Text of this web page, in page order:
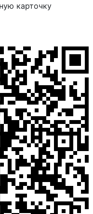
карточку